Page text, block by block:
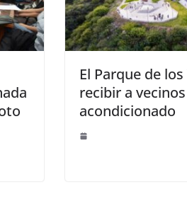
El Parque de
recibir a
acondicionado